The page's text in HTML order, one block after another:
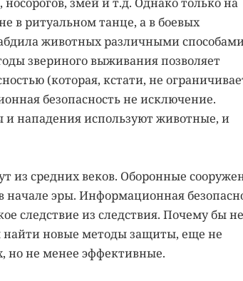
в ритуальном танце, а в боевых
животных различными
звериного выживания позволяет
(которая, кстати, не
безопасность не исключение.
нападения используют животные, и
из средних веков. Оборонные
начале эры. Информационная
следствие из следствия. Почему бы не
найти новые методы защиты, еще не
но не менее эффективные.